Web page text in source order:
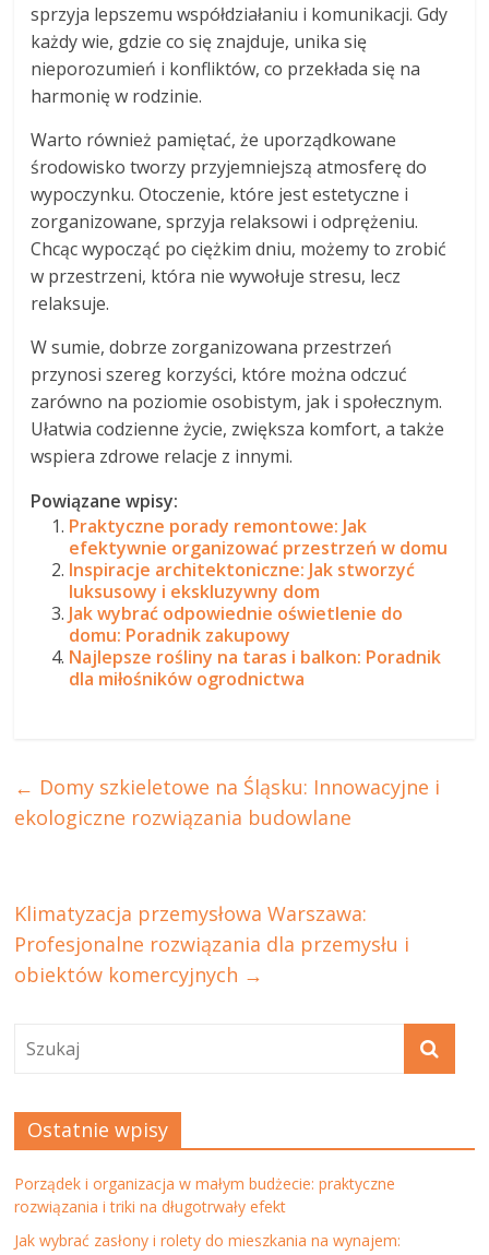
sprzyja lepszemu współdziałaniu i komunikacji. Gdy
każdy wie, gdzie co się znajduje, unika się
nieporozumień i konfliktów, co przekłada się na
harmonię w rodzinie.
Warto również pamiętać, że uporządkowane
środowisko tworzy przyjemniejszą atmosferę do
wypoczynku. Otoczenie, które jest estetyczne i
zorganizowane, sprzyja relaksowi i odprężeniu.
Chcąc wypocząć po ciężkim dniu, możemy to zrobić
w przestrzeni, która nie wywołuje stresu, lecz
relaksuje.
W sumie, dobrze zorganizowana przestrzeń
przynosi szereg korzyści, które można odczuć
zarówno na poziomie osobistym, jak i społecznym.
Ułatwia codzienne życie, zwiększa komfort, a także
wspiera zdrowe relacje z innymi.
Powiązane wpisy:
Praktyczne porady remontowe: Jak
efektywnie organizować przestrzeń w domu
Inspiracje architektoniczne: Jak stworzyć
luksusowy i ekskluzywny dom
Jak wybrać odpowiednie oświetlenie do
domu: Poradnik zakupowy
Najlepsze rośliny na taras i balkon: Poradnik
dla miłośników ogrodnictwa
← Domy szkieletowe na Śląsku: Innowacyjne i
ekologiczne rozwiązania budowlane
Klimatyzacja przemysłowa Warszawa:
Profesjonalne rozwiązania dla przemysłu i
obiektów komercyjnych →
Ostatnie wpisy
Porządek i organizacja w małym budżecie: praktyczne
rozwiązania i triki na długotrwały efekt
Jak wybrać zasłony i rolety do mieszkania na wynajem: